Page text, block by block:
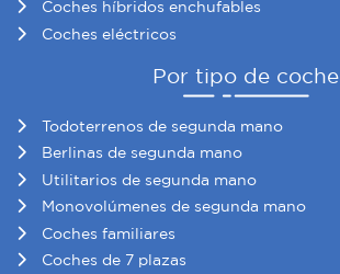
Coches híbridos enchufables
Coches eléctricos
Por tipo de coche
Todoterrenos de segunda mano
Berlinas de segunda mano
Utilitarios de segunda mano
Monovolúmenes de segunda mano
Coches familiares
Coches de 7 plazas